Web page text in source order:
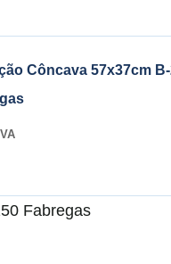
Côncava 57x37cm